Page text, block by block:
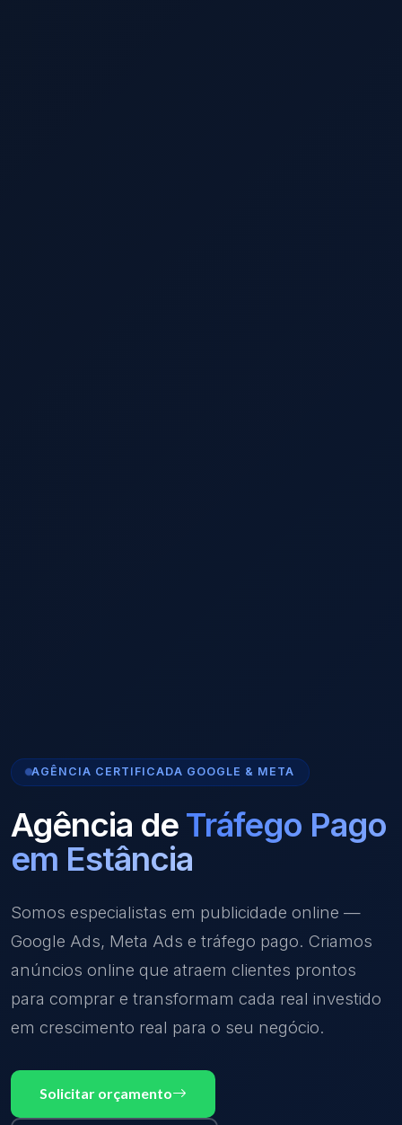
AGÊNCIA CERTIFICADA GOOGLE & META
Agência de Tráfego Pago
em Estância
Somos especialistas em publicidade online —
Google Ads, Meta Ads e tráfego pago. Criamos
anúncios online que atraem clientes prontos
para comprar e transformam cada real investido
em crescimento real para o seu negócio.
Solicitar orçamento